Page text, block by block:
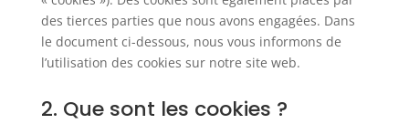
des tierces parties que nous avons engagées. Dans
le document ci-dessous, nous vous informons de
l’utilisation des cookies sur notre site web.
2. Que sont les cookies ?